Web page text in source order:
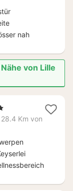
75,13
€
nah
von Lille
28.4 Km von